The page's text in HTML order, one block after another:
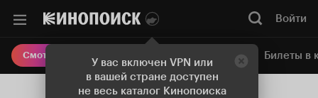
У вас включен VPN или
в вашей стране доступен
не весь каталог Кинопоиска
Войти
Смотреть кино Онлайн-кинотеатр Билеты в